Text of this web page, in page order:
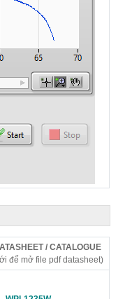
/ CATALOGUE
để mở file pdf datasheet)